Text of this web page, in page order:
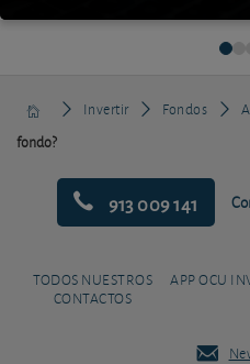
Invertir Fondos
fondo?
913 009 141
TODOS NUESTROS
CONTACTOS
APP OCU